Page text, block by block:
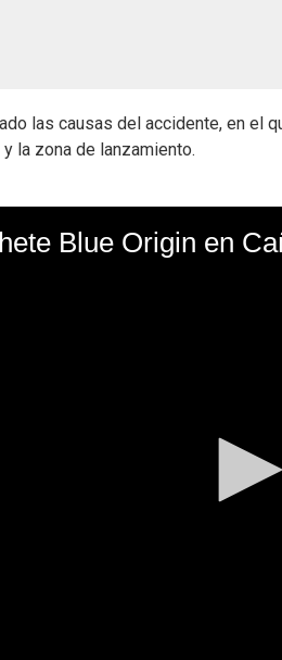
las causas del accidente, en el
la zona de lanzamiento.